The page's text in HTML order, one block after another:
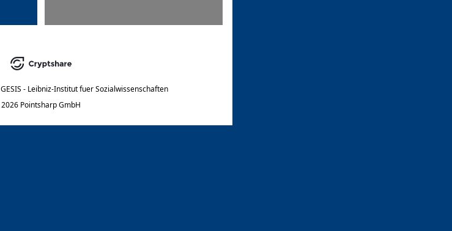
GESIS - Leibniz-Institut fuer Sozialwissenschaften
2026 Pointsharp GmbH